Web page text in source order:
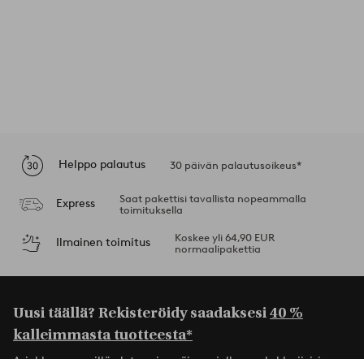
Helppo palautus 30 päivän palautusoikeus*
Express
Saat pakettisi tavallista nopeammalla
toimituksella
Ilmainen toimitus
Koskee yli 64,90 EUR
normaalipakettia
Uusi täällä? Rekisteröidy saadaksesi40 %
kalleimmasta tuotteesta*